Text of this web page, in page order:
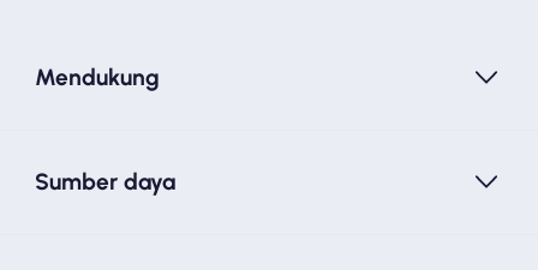
Mendukung
Sumber daya